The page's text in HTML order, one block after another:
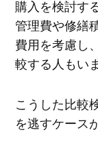
購入を検討す
管理費や修繕
費用を考慮し
較する人もい
こうした比較
を逃すケース